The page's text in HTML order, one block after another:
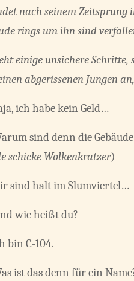
nach seinem Zeitsprung
rings um ihn sind
einige unsichere Schritte,
abgerissenen Jungen
ich habe kein Geld…
sind denn die
schicke Wolkenkratzer)
sind halt im Slumviertel…
wie heißt du?
bin C-104.
ist das denn für ein